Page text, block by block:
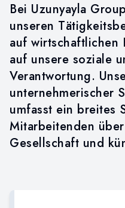
Bei Uzunyayla
unseren
auf wirtschaftlichen
auf unsere soziale
Verantwortung.
unternehmerischer
umfasst ein breites
Mitarbeitenden
Gesellschaft und